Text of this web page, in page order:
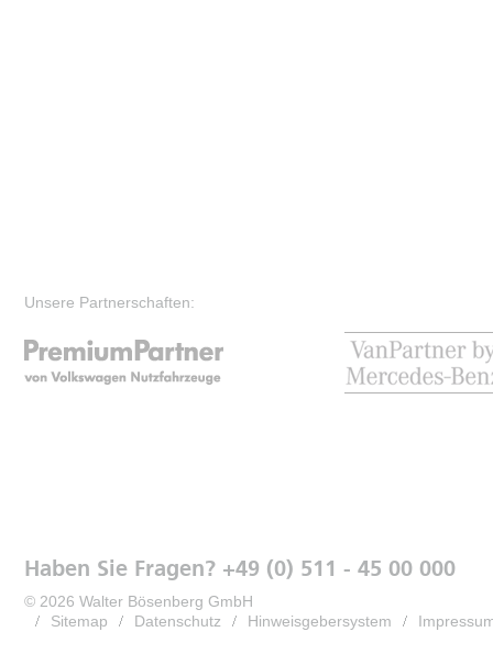
Unsere Partnerschaften:
Haben Sie Fragen? +49 (0) 511 - 45 00 000
© 2026 Walter Bösenberg GmbH
Sitemap
Datenschutz Hinweisgebersystem